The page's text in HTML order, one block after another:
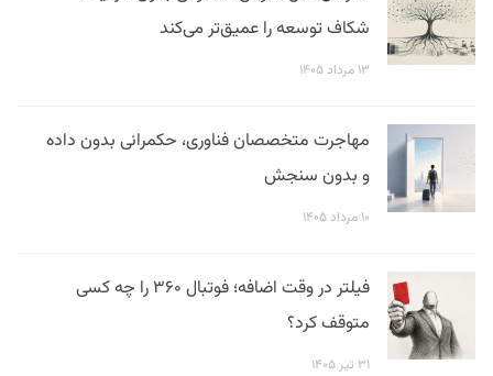
شکاف توسعه را عمیق‌تر می‌کند
۱۳ مرداد ۱۴۰۵
مهاجرت متخصصان فناوری، حکمرانی بدون داده
و بدون سنجش
۱۰ مرداد ۱۴۰۵
فیلتر در وقت اضافه؛ فوتبال ۳۶۰ را چه کسی
متوقف کرد؟
۳۱ تیر ۱۴۰۵